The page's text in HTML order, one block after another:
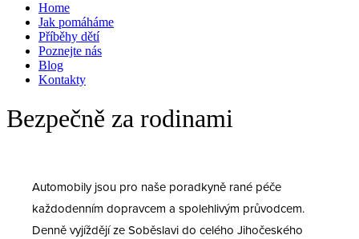
Home
Jak pomáháme
Příběhy dětí
Poznejte nás
Blog
Kontakty
Bezpečně za rodinami
Automobily jsou pro naše poradkyně rané péče
každodenním dopravcem a spolehlivým průvodcem.
Denně vyjíždějí ze Soběslavi do celého Jihočeského